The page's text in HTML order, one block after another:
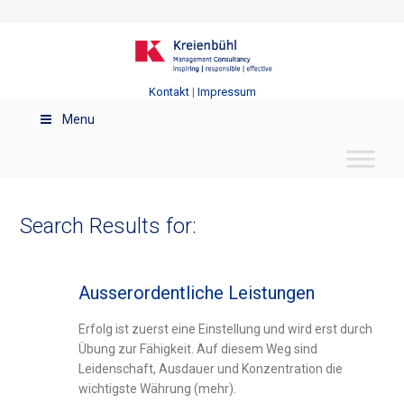
Kontakt| Impressum
Menu
Search Results for:
Ausserordentliche Leistungen
Erfolg ist zuerst eine Einstellung und wird erst durch
Übung zur Fähigkeit. Auf diesem Weg sind
Leidenschaft, Ausdauer und Konzentration die
wichtigste Währung (mehr).